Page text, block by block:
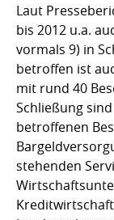
Laut
bis 2012 u.a.
vormals 9) in
betroffen ist
mit rund 40
Schließung
betroffenen
stehenden